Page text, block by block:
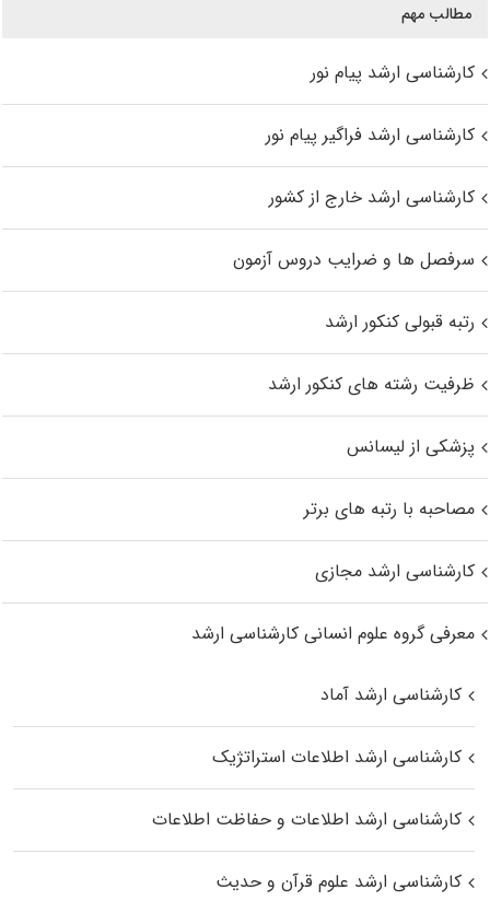
مطالب مهم
کارشناسی ارشد پیام نور
کارشناسی ارشد فراگیر پیام نور
کارشناسی ارشد خارج از کشور
سرفصل ها و ضرایب دروس آزمون
رتبه قبولی کنکور ارشد
ظرفیت رشته های کنکور ارشد
پزشکی از لیسانس
مصاحبه با رتبه های برتر
کارشناسی ارشد مجازی
معرفی گروه علوم انسانی کارشناسی ارشد
کارشناسی ارشد آماد
کارشناسی ارشد اطلاعات استراتژیک
کارشناسی ارشد اطلاعات و حفاظت اطلاعات
کارشناسی ارشد علوم قرآن و حدیث